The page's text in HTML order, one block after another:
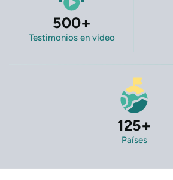
500+
Testimonios en vídeo
125+
Países